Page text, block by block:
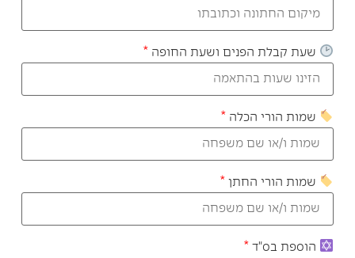
שעת קבלת הפנים ושעת החופה *
שמות הורי הכלה *
שמות הורי החתן *
הוספת בס"ד *